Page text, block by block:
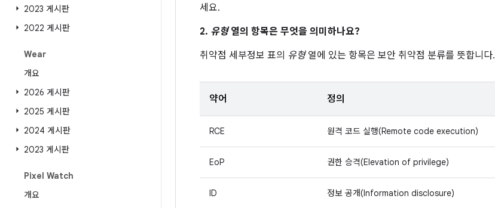
2023 게시판
2022 게시판
Wear
개요
2026 게시판
2025 게시판
2024 게시판
2023 게시판
Pixel Watch
개요
세요.
2. 유형열의 항목은 무엇을 의미하나요?
취약점 세부정보 표의 유형열에 있는 항목은 보안 취약점 분류를 뜻합니다.
약어 정의
RCE 원격 코드 실행(Remote code execution)
EoP 권한 승격(Elevation of privilege)
ID 정보 공개(Information disclosure)